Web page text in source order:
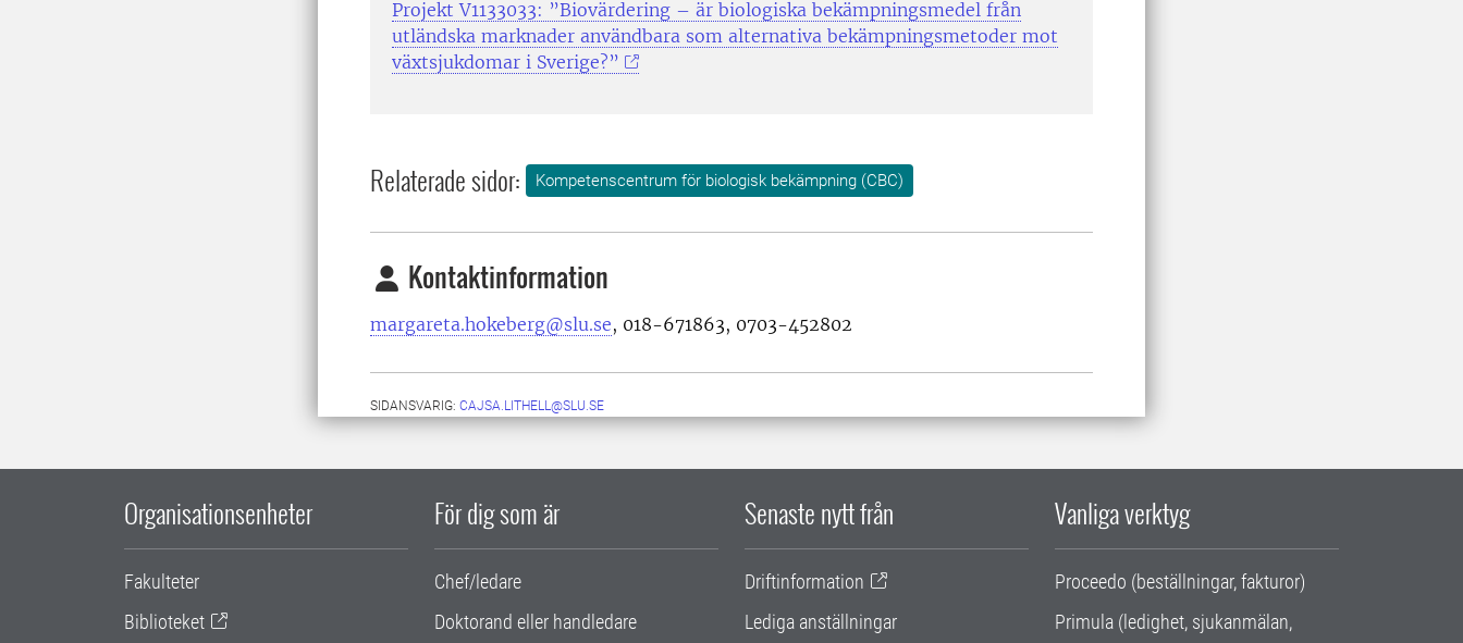
Projekt V1133033: ”Biovärdering – är biologiska bekämpningsmedel från
utländska marknader användbara som alternativa bekämpningsmetoder mot
växtsjukdomar i Sverige?”
Relaterade sidor: Kompetenscentrum för biologisk bekämpning (CBC)
Kontaktinformation
margareta.hokeberg@slu.se, 018-671863, 0703-452802
SIDANSVARIG: CAJSA.LITHELL@SLU.SE
Organisationsenheter
Fakulteter
Biblioteket
För dig som är
Chef/ledare
Doktorand eller handledare
Senaste nytt från
Driftinformation
Lediga anställningar
Vanliga verktyg
Proceedo (beställningar, fakturor)
Primula (ledighet, sjukanmälan,